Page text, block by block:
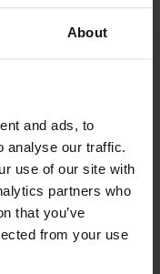
About
and ads, to
analyse our traffic.
use of our site with
partners who
that you’ve
from your use